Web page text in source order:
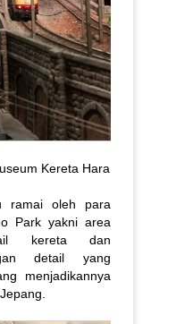
Kereta Hara
ramai oleh para
Park yakni area
kereta dan
detail yang
menjadikannya